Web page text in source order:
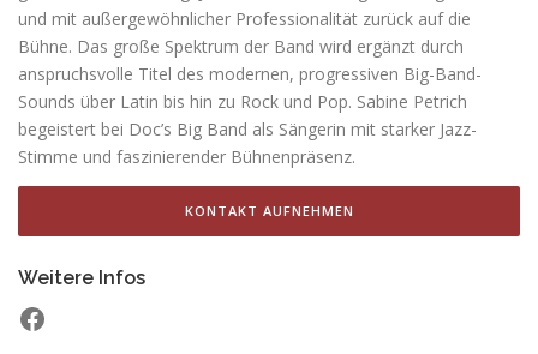
und mit außergewöhnlicher Professionalität zurück auf die
Bühne. Das große Spektrum der Band wird ergänzt durch
anspruchsvolle Titel des modernen, progressiven Big-Band-
Sounds über Latin bis hin zu Rock und Pop. Sabine Petrich
begeistert bei Doc’s Big Band als Sängerin mit starker Jazz-
Stimme und faszinierender Bühnenpräsenz.
KONTAKT AUFNEHMEN
Weitere Infos
Facebook